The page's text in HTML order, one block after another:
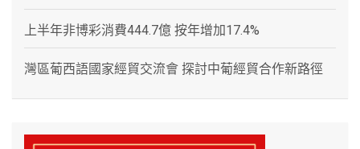
上半年非博彩消費444.7億 按年增加17.4%
灣區葡西語國家經貿交流會 探討中葡經貿合作新路徑